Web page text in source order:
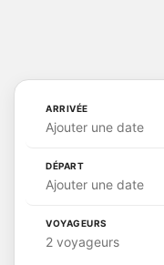
ARRIVÉE
Ajouter une date
DÉPART
Ajouter une date
VOYAGEURS
2 voyageurs